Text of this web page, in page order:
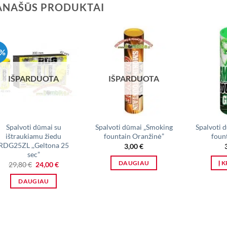
PRODUKTAI
IŠPARDUOTA
Spalvoti dūmai su
ištraukiamu žiedu
,,Geltona 25
sec”
29,80€ Original
price
was:
29,80 €.
24,00€Current
DAUGIAU
IŠPARDUOTA
Spalvoti dūmai „Smoking
fountain Oranžinė”
3,00€
DAUGIAU
Spalvoti
Į